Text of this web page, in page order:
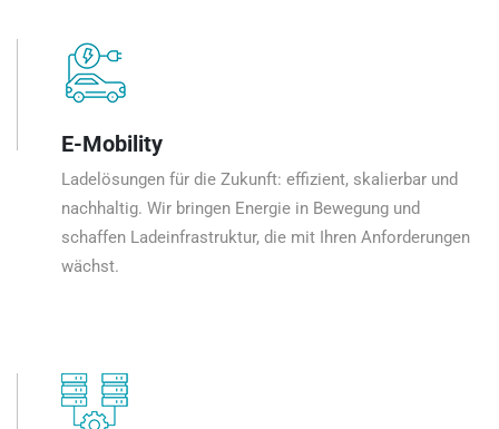
E-Mobility
Ladelösungen für die Zukunft: effizient, skalierbar und
nachhaltig. Wir bringen Energie in Bewegung und
schaffen Ladeinfrastruktur, die mit Ihren Anforderungen
wächst.